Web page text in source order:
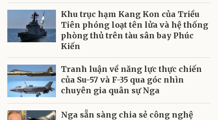
Khu trục hạm Kang Kon của Triều
Tiên phóng loạt tên lửa và hệ thống
phòng thủ trên tàu sân bay Phúc
Kiến
Tranh luận về năng lực thực chiến
của Su-57 và F-35 qua góc nhìn
chuyên gia quân sự Nga
Nga sẵn sàng chia sẻ công nghệ